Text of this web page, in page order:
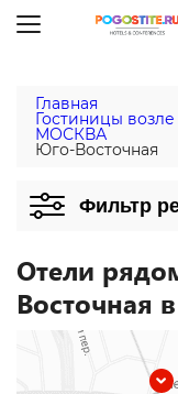
Главная
Гостиницы
МОСКВА
Юго-Восточная
Фильтр
Отели
Восточная